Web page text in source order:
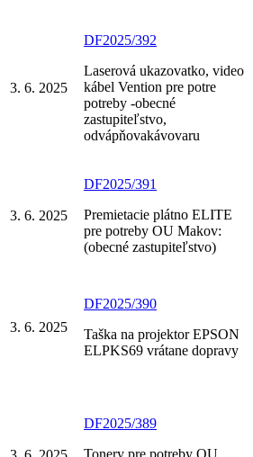
3. 6. 2025
DF2025/392
Laserová ukazovatko, video
kábel Vention pre potre
potreby -obecné
zastupiteľstvo,
odvápňovakávovaru
3. 6. 2025
DF2025/391
Premietacie plátno ELITE
pre potreby OU Makov:
(obecné zastupiteľstvo)
3. 6. 2025
DF2025/390
Taška na projektor EPSON
ELPKS69 vrátane dopravy
DF2025/389
Tonery pre potreby OU